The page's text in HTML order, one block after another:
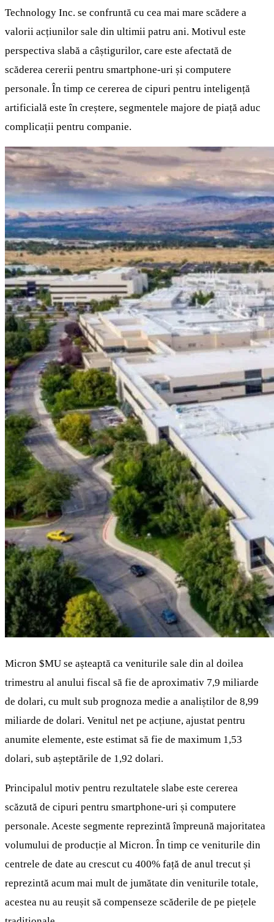
Technology Inc. se confruntă cu cea mai mare scădere a
valorii acțiunilor sale din ultimii patru ani. Motivul este
perspectiva slabă a câștigurilor, care este afectată de
scăderea cererii pentru smartphone-uri și computere
personale. În timp ce cererea de cipuri pentru inteligență
artificială este în creștere, segmentele majore de piață aduc
complicații pentru companie.
Micron $MU se așteaptă ca veniturile sale din al doilea
trimestru al anului fiscal să fie de aproximativ 7,9 miliarde
de dolari, cu mult sub prognoza medie a analiștilor de 8,99
miliarde de dolari. Venitul net pe acțiune, ajustat pentru
anumite elemente, este estimat să fie de maximum 1,53
dolari, sub așteptările de 1,92 dolari.
Principalul motiv pentru rezultatele slabe este cererea
scăzută de cipuri pentru smartphone-uri și computere
personale. Aceste segmente reprezintă împreună majoritatea
volumului de producție al Micron. În timp ce veniturile din
centrele de date au crescut cu 400% față de anul trecut și
reprezintă acum mai mult de jumătate din veniturile totale,
acestea nu au reușit să compenseze scăderile de pe piețele